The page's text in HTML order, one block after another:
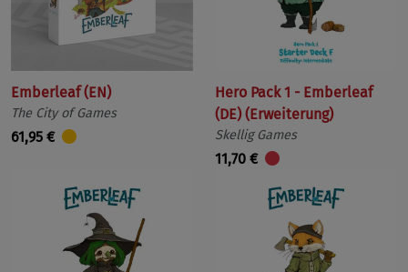
Emberleaf (EN)
The City of Games
61,95 €
Hero Pack 1 - Emberleaf
(DE) (Erweiterung)
Skellig Games
11,70 €